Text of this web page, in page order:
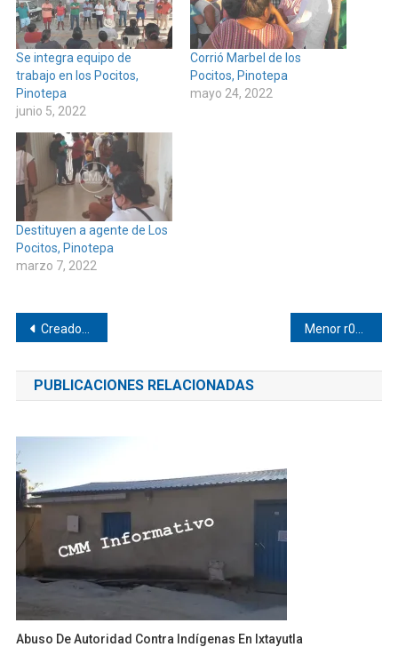
Se integra equipo de
trabajo en los Pocitos,
Pinotepa
junio 5, 2022
Corrió Marbel de los
Pocitos, Pinotepa
mayo 24, 2022
Destituyen a agente de Los
Pocitos, Pinotepa
marzo 7, 2022
Navegación
de
entradas
Creador de contenido culmina secundaria Menor r0b4b#4 en la feria de Jicayán
PUBLICACIONES RELACIONADAS
Abuso De Autoridad Contra Indígenas En Ixtayutla